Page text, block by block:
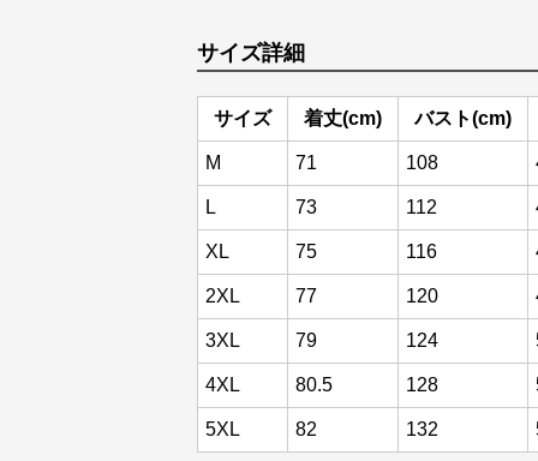
サイズ詳細
サイズ 着丈(cm) バスト(cm)
M 71 108
L 73 112
XL 75 116
2XL 77 120
3XL 79 124
4XL 80.5 128
5XL 82 132